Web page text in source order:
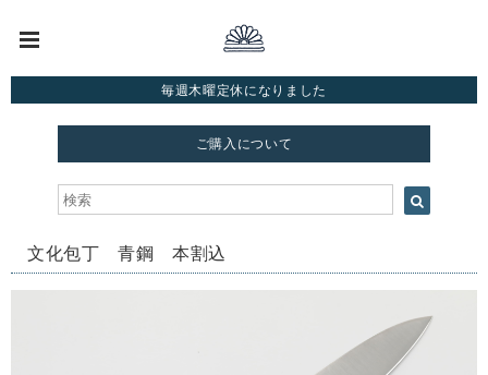
毎週木曜定休になりました
ご購入について
文化包丁 青鋼 本割込